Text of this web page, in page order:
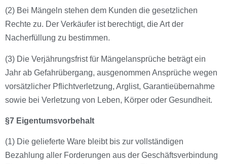
(2) Bei Mängeln stehen dem Kunden die gesetzlichen
Rechte zu. Der Verkäufer ist berechtigt, die Art der
Nacherfüllung zu bestimmen.
(3) Die Verjährungsfrist für Mängelansprüche beträgt ein
Jahr ab Gefahrübergang, ausgenommen Ansprüche wegen
vorsätzlicher Pflichtverletzung, Arglist, Garantieübernahme
sowie bei Verletzung von Leben, Körper oder Gesundheit.
§7 Eigentumsvorbehalt
(1) Die gelieferte Ware bleibt bis zur vollständigen
Bezahlung aller Forderungen aus der Geschäftsverbindung